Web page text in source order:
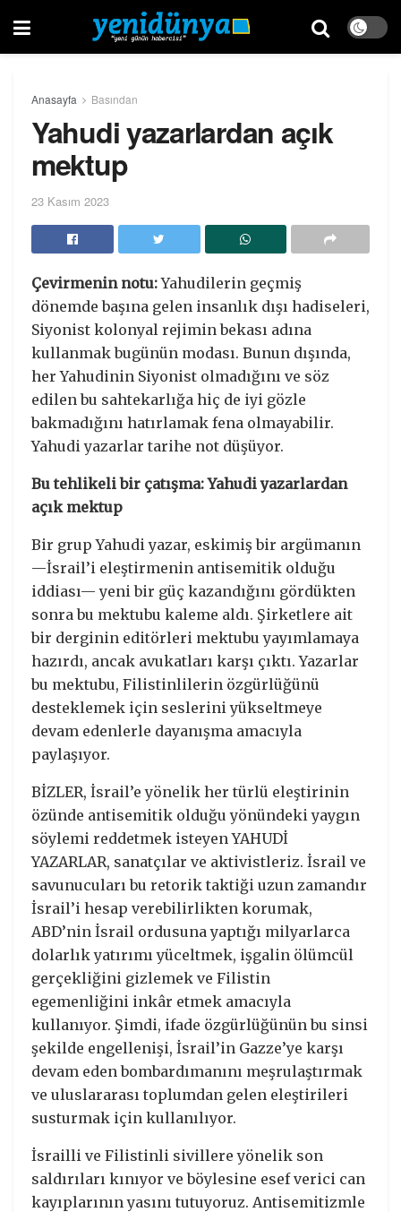
Anasayfa Basından
Yahudi yazarlardan açık
mektup
23 Kasım 2023
Çevirmenin notu:Yahudilerin geçmiş
dönemde başına gelen insanlık dışı hadiseleri,
Siyonist kolonyal rejimin bekası adına
kullanmak bugünün modası. Bunun dışında,
her Yahudinin Siyonist olmadığını ve söz
edilen bu sahtekarlığa hiç de iyi gözle
bakmadığını hatırlamak fena olmayabilir.
Yahudi yazarlar tarihe not düşüyor.
Bu tehlikeli bir çatışma: Yahudi yazarlardan
açık mektup
Bir grup Yahudi yazar, eskimiş bir argümanın
—İsrail’i eleştirmenin antisemitik olduğu
iddiası— yeni bir güç kazandığını gördükten
sonra bu mektubu kaleme aldı. Şirketlere ait
bir derginin editörleri mektubu yayımlamaya
hazırdı, ancak avukatları karşı çıktı. Yazarlar
bu mektubu, Filistinlilerin özgürlüğünü
desteklemek için seslerini yükseltmeye
devam edenlerle dayanışma amacıyla
paylaşıyor.
BİZLER, İsrail’e yönelik her türlü eleştirinin
özünde antisemitik olduğu yönündeki yaygın
söylemi reddetmek isteyen YAHUDİ
YAZARLAR, sanatçılar ve aktivistleriz. İsrail ve
savunucuları bu retorik taktiği uzun zamandır
İsrail’i hesap verebilirlikten korumak,
ABD’nin İsrail ordusuna yaptığı milyarlarca
dolarlık yatırımı yüceltmek, işgalin ölümcül
gerçekliğini gizlemek ve Filistin
egemenliğini inkâr etmek amacıyla
kullanıyor. Şimdi, ifade özgürlüğünün bu sinsi
şekilde engellenişi, İsrail’in Gazze’ye karşı
devam eden bombardımanını meşrulaştırmak
ve uluslararası toplumdan gelen eleştirileri
susturmak için kullanılıyor.
İsrailli ve Filistinli sivillere yönelik son
saldırıları kınıyor ve böylesine esef verici can
kayıplarının yasını tutuyoruz. Antisemitizmle